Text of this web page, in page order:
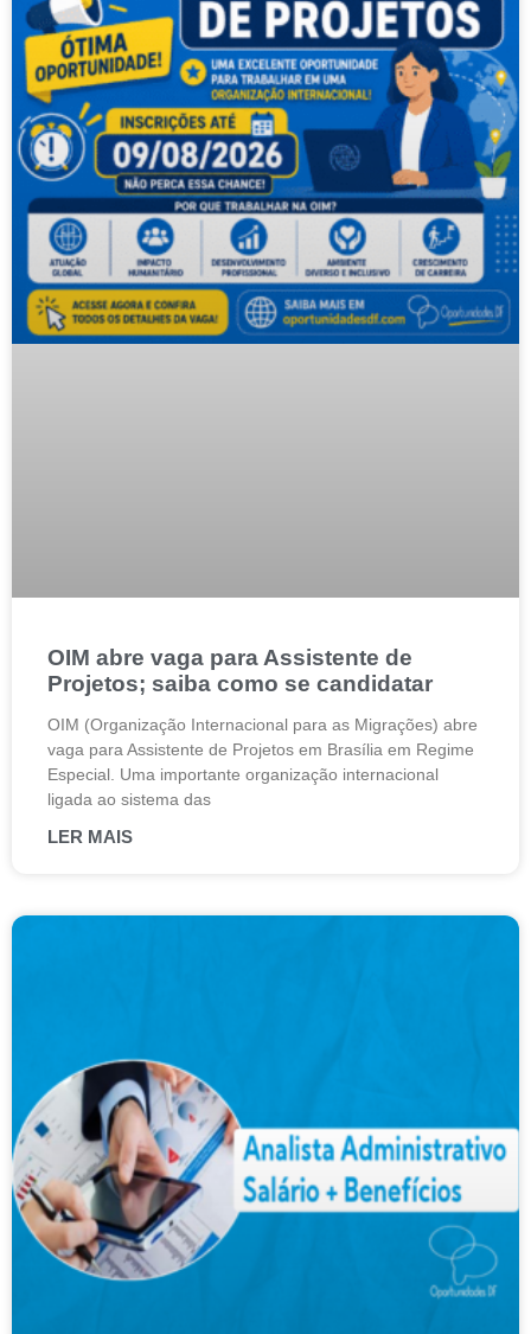
OIM abre vaga para Assistente de
Projetos; saiba como se candidatar
OIM (Organização Internacional para as Migrações) abre
vaga para Assistente de Projetos em Brasília em Regime
Especial. Uma importante organização internacional
ligada ao sistema das
LER MAIS